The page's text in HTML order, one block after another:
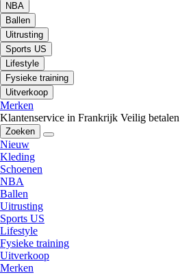
NBA
Ballen
Uitrusting
Sports US
Lifestyle
Fysieke training
Uitverkoop
Merken
Klantenservice in Frankrijk Veilig betalen
Zoeken
Nieuw
Kleding
Schoenen
NBA
Ballen
Uitrusting
Sports US
Lifestyle
Fysieke training
Uitverkoop
Merken